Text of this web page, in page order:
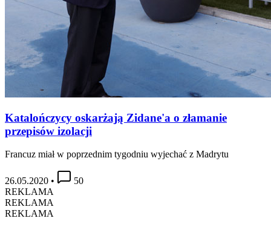
Katalończycy oskarżają Zidane'a o złamanie
przepisów izolacji
Francuz miał w poprzednim tygodniu wyjechać z Madrytu
26.05.2020 •
50
REKLAMA
REKLAMA
REKLAMA